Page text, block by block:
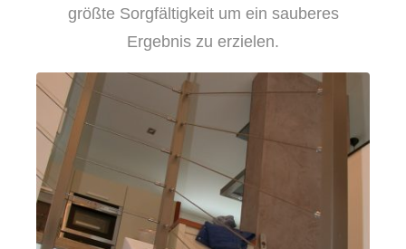
größte Sorgfältigkeit um ein sauberes
Ergebnis zu erzielen.